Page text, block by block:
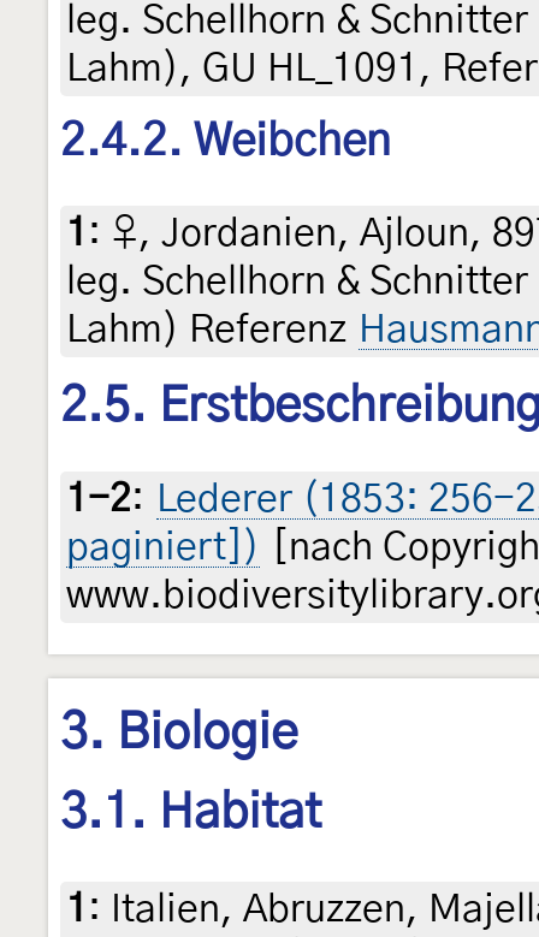
leg. Schellhorn &
Lahm), GU HL_1091,
2.4.2. Weibchen
1 : ♀, Jordanien, Ajloun,
leg. Schellhorn &
Lahm) Referenz
2.5.
1-2: Lederer (1853: 256-
paginiert])
[nach
3. Biologie
3.1. Habitat
1 :
Italien, Abruzzen,